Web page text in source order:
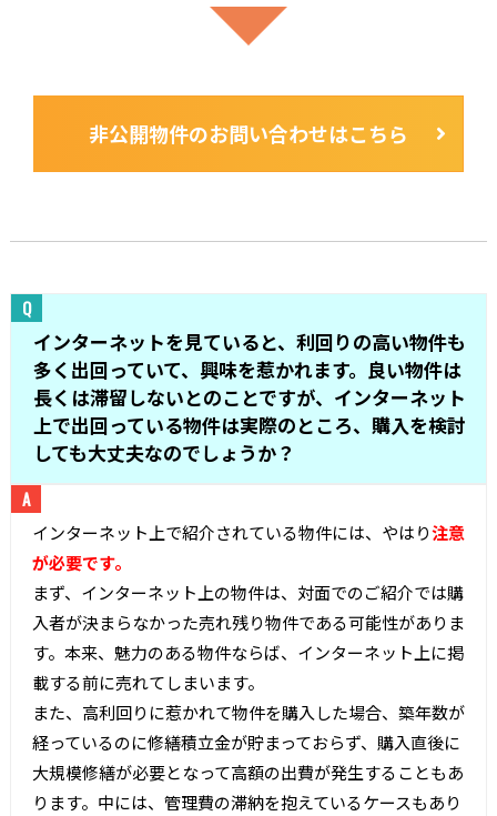
非公開物件のお問い合わせはこちら
インターネットを見ていると、利回りの高い物件も
多く出回っていて、興味を惹かれます。良い物件は
長くは滞留しないとのことですが、インターネット
上で出回っている物件は実際のところ、購入を検討
しても大丈夫なのでしょうか？
インターネット上で紹介されている物件には、やはり注意
が必要です。
まず、インターネット上の物件は、対面でのご紹介では購
入者が決まらなかった売れ残り物件である可能性がありま
す。本来、魅力のある物件ならば、インターネット上に掲
載する前に売れてしまいます。
また、高利回りに惹かれて物件を購入した場合、築年数が
経っているのに修繕積立金が貯まっておらず、購入直後に
大規模修繕が必要となって高額の出費が発生することもあ
ります。中には、管理費の滞納を抱えているケースもあり